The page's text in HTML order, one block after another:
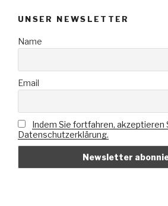
UNSER NEWSLETTER
Name
Email
Indem Sie fortfahren, akzeptieren
Datenschutzerklärung.